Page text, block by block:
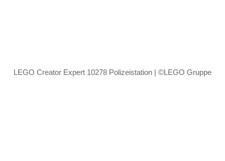
LEGO Creator Expert 10278 Polizeistation | ©LEGO Gruppe